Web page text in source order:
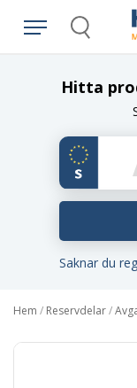
Search
Hitta
Saknar du
Hem / Reservdelar/